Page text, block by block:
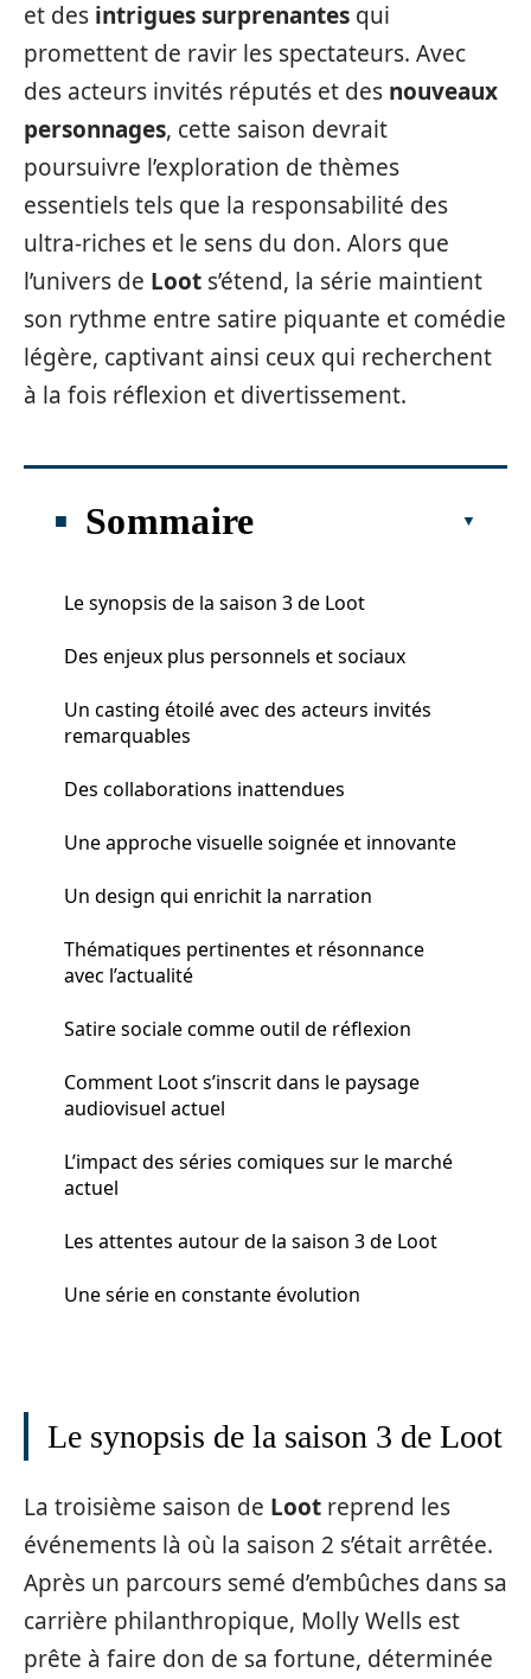
et des intrigues surprenantes qui
promettent de ravir les spectateurs. Avec
des acteurs invités réputés et des nouveaux
personnages, cette saison devrait
poursuivre l’exploration de thèmes
essentiels tels que la responsabilité des
ultra-riches et le sens du don. Alors que
l’univers de Loot s’étend, la série maintient
son rythme entre satire piquante et comédie
légère, captivant ainsi ceux qui recherchent
à la fois réflexion et divertissement.
Sommaire
Le synopsis de la saison 3 de Loot
Des enjeux plus personnels et sociaux
Un casting étoilé avec des acteurs invités
remarquables
Des collaborations inattendues
Une approche visuelle soignée et innovante
Un design qui enrichit la narration
Thématiques pertinentes et résonnance
avec l’actualité
Satire sociale comme outil de réflexion
Comment Loot s’inscrit dans le paysage
audiovisuel actuel
L’impact des séries comiques sur le marché
actuel
Les attentes autour de la saison 3 de Loot
Une série en constante évolution
Le synopsis de la saison 3 de Loot
La troisième saison de Loot reprend les
événements là où la saison 2 s’était arrêtée.
Après un parcours semé d’embûches dans sa
carrière philanthropique, Molly Wells est
prête à faire don de sa fortune, déterminée